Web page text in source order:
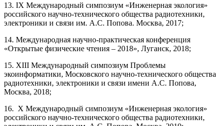
13. IX Международный симпозиум «Инженерная экология»
российского научно-технического общества радиотехники,
электроники и связи им. А.С. Попова. Москва, 2017;
14. Международная научно-практическая конференция
«Открытые физические чтения – 2018», Луганск, 2018;
15. XIII Международный симпозиум Проблемы
экоинформатики, Московского научно-технического общества
радиотехники, электроники и связи имени А.С. Попова,
Москва, 2018;
16. X Международный симпозиум «Инженерная экология»
российского научно-технического общества радиотехники,